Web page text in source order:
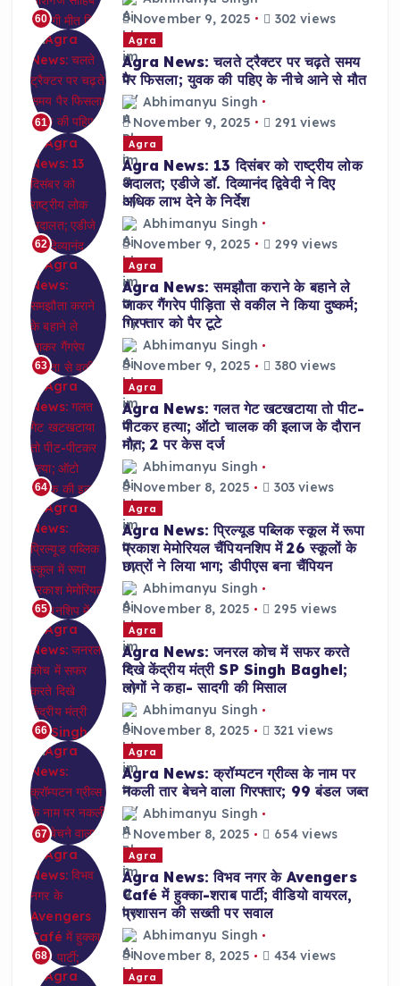
60
November 9, 2025
302 views
61
Agra
Agra News: चलते ट्रैक्टर पर चढ़ते समय
पैर फिसला; युवक की पहिए के नीचे आने से मौत
Abhimanyu Singh
November 9, 2025
291 views
62
Agra
Agra News: 13 दिसंबर को राष्ट्रीय लोक
अदालत; एडीजे डॉ. दिव्यानंद द्विवेदी ने दिए
अधिक लाभ देने के निर्देश
Abhimanyu Singh
November 9, 2025
299 views
63
Agra
Agra News: समझौता कराने के बहाने ले
जाकर गैंगरेप पीड़िता से वकील ने किया दुष्कर्म;
गिरफ्तार को पैर टूटे
Abhimanyu Singh
November 9, 2025
380 views
64
Agra
Agra News: गलत गेट खटखटाया तो पीट-
पीटकर हत्या; ऑटो चालक की इलाज के दौरान
मौत; 2 पर केस दर्ज
Abhimanyu Singh
November 8, 2025
303 views
65
Agra
Agra News: प्रिल्यूड पब्लिक स्कूल में रूपा
प्रकाश मेमोरियल चैंपियनशिप में 26 स्कूलों के
छात्रों ने लिया भाग; डीपीएस बना चैंपियन
Abhimanyu Singh
November 8, 2025
295 views
66
Agra
Agra News: जनरल कोच में सफर करते
दिखे केंद्रीय मंत्री SP Singh Baghel;
लोगों ने कहा- सादगी की मिसाल
Abhimanyu Singh
November 8, 2025
321 views
67
Agra
Agra News: क्रॉम्पटन ग्रीव्स के नाम पर
नकली तार बेचने वाला गिरफ्तार; 99 बंडल जब्त
Abhimanyu Singh
November 8, 2025
654 views
68
Agra
Agra News: विभव नगर के Avengers
Café में हुक्का-शराब पार्टी; वीडियो वायरल,
प्रशासन की सख्ती पर सवाल
Abhimanyu Singh
November 8, 2025
434 views
Agra